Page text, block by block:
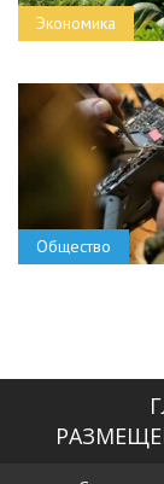
Экономика
Общество